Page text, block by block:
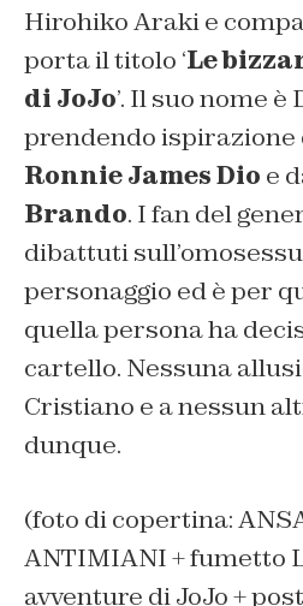
Hirohiko Araki e
porta il titolo ‘Le
di JoJo’. Il suo nome è
prendendo ispirazione
Ronnie James Dio e
Brando. I fan del
dibattuti
personaggio ed è per
quella persona ha
cartello. Nessuna
Cristiano e a nessun
dunque.
(foto di copertina:
ANTIMIANI + fumetto
avventure di JoJo +